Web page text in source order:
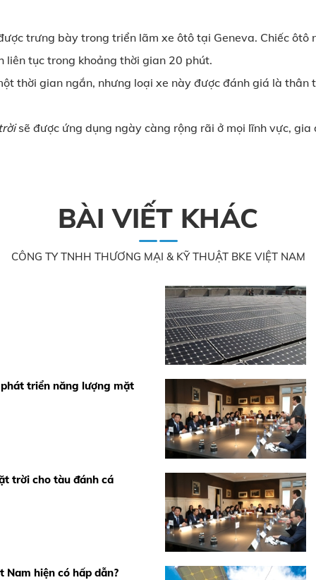
trưng bày trong triển lãm xe ôtô tại Geneva. Chiếc
tục trong khoảng thời gian 20 phút.
thời gian ngắn, nhưng loại xe này được đánh giá là
sẽ được ứng dụng ngày càng rộng rãi ở mọi lĩnh vực,
BÀI VIẾT KHÁC
CÔNG TY TNHH THƯƠNG MẠI & KỸ THUẬT BKE VIỆT NAM
triển năng lượng mặt
trời cho tàu đánh cá
hiện có hấp dẫn?